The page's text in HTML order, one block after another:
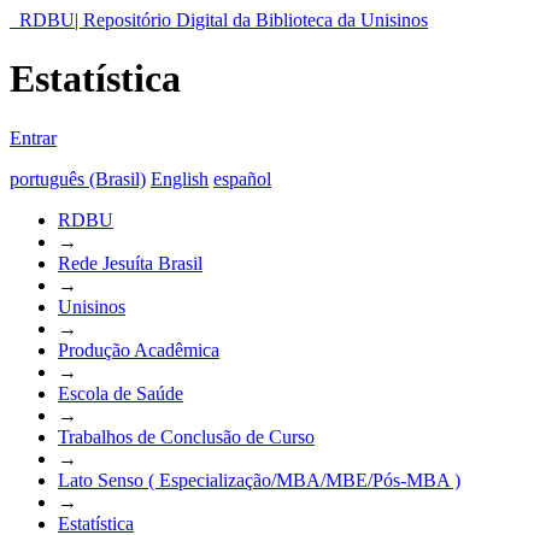
RDBU| Repositório Digital da Biblioteca da Unisinos
Estatística
Entrar
português (Brasil) English español
RDBU
→
Rede Jesuíta Brasil
→
Unisinos
→
Produção Acadêmica
→
Escola de Saúde
→
Trabalhos de Conclusão de Curso
→
Lato Senso ( Especialização/MBA/MBE/Pós-MBA )
→
Estatística